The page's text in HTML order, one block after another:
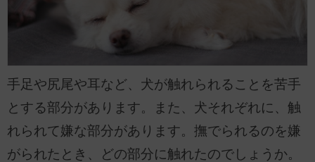
手足や尻尾や耳など、犬が触れられることを苦手
とする部分があります。また、犬それぞれに、触
れられて嫌な部分があります。撫でられるのを嫌
がられたとき、どの部分に触れたのでしょうか。